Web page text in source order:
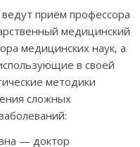
приём профессора
медицинский
медицинских наук, а
в своей
методики
сложных
— доктор